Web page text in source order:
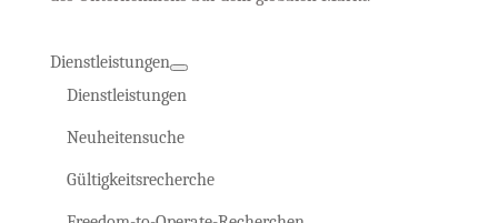
Dienstleistungen
Dienstleistungen
Neuheitensuche
Gültigkeitsrecherche